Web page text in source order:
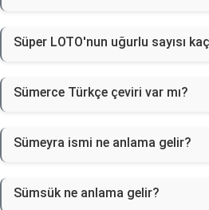
Süper LOTO'nun uğurlu sayısı
Sümerce Türkçe çeviri var mı?
Sümeyra ismi ne anlama gelir?
Sümsük ne anlama gelir?